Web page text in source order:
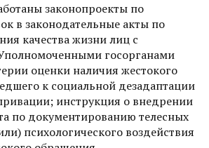
законопроекты по
в законодательные акты по
качества жизни лиц с
госорганами
оценки наличия жестокого
к социальной дез­адаптации
инструкция о внедрении
по документированию телесных
психологического воздействия